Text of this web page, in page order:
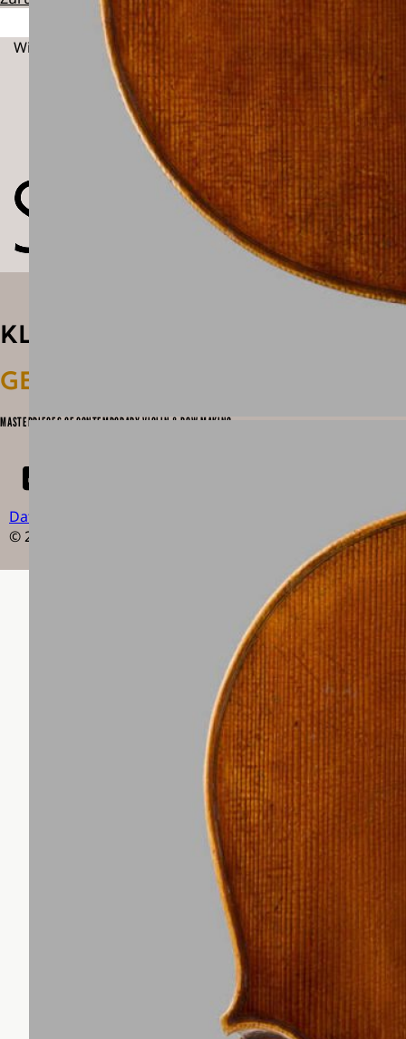
Wir danken:
KLANG
GESTALTEN
MASTERPIECES OF CONTEMPORARY VIOLIN & BOW MAKING
Datenschutz
© 2026 Klanggestalten